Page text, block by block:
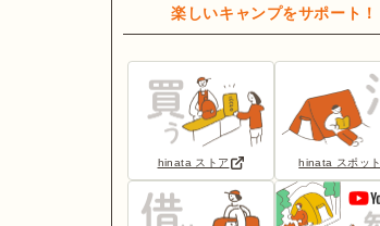
楽しいキャンプをサポート！
hinata ストア hinata スポット